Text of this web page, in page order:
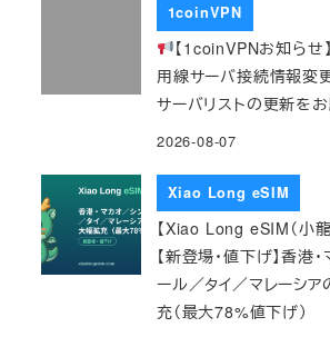
1coinVPN
【1coinVPNお知らせ
用線サーバ接続情報
サーバリストの更新を
2026-08-07
Xiao Long eSIM
【Xiao Long eSIM（小
【新登場・値下げ】香港
ール／タイ／マレーシ
充（最大78%値下げ）